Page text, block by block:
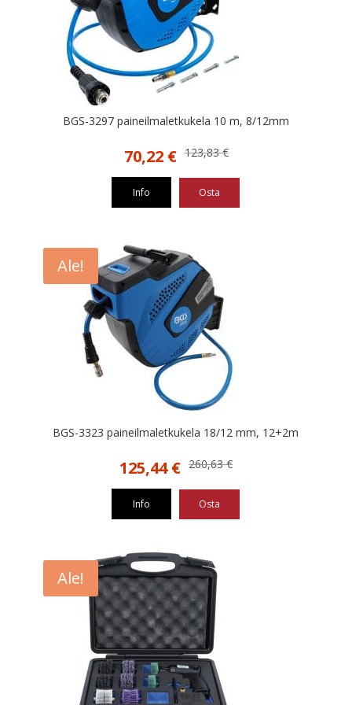
BGS-3297 paineilmaletkukela 10 m, 8/12mm
123,83€
Alkuperäinen
123,83 €.
70,22 €Nykyinen
70,22 €.
Info Osta
Ale!
BGS-3323 paineilmaletkukela 18/12 mm, 12+2m
260,63€
Alkuperäinen
260,63 €.
125,44€Nykyinen
125,44 €.
Info Osta
Ale!